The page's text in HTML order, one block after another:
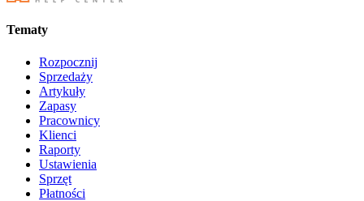
Tematy
Rozpocznij
Sprzedaży
Artykuły
Zapasy
Pracownicy
Klienci
Raporty
Ustawienia
Sprzęt
Płatności